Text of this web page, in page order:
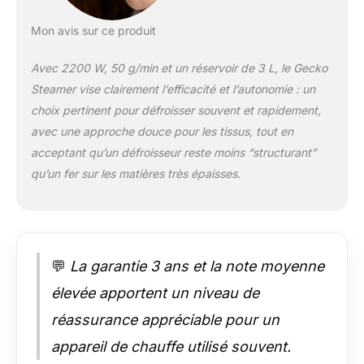
professionnels qui
travaillent avec des
tissus neufs
RÉSERVOIR
AMOVIBLE DE 3 L :
autonomie illimitée
avec remplissage
Appareil robuste et
Châssis en ABS
haute densité. Mât en
acier, supporte des
charges lourdes.
Mon avis sur ce produit
Avec 2200 W, 50 g/min et un réservoir de 3 L, le Gecko
Steamer vise clairement l’efficacité et l’autonomie : un
choix pertinent pour défroisser souvent et rapidement,
avec une approche douce pour les tissus, tout en
acceptant qu’un défroisseur reste moins “structurant”
qu’un fer sur les matières très épaisses.
💬 La garantie 3 ans et la note moyenne
élevée apportent un niveau de
réassurance appréciable pour un
appareil de chauffe utilisé souvent.